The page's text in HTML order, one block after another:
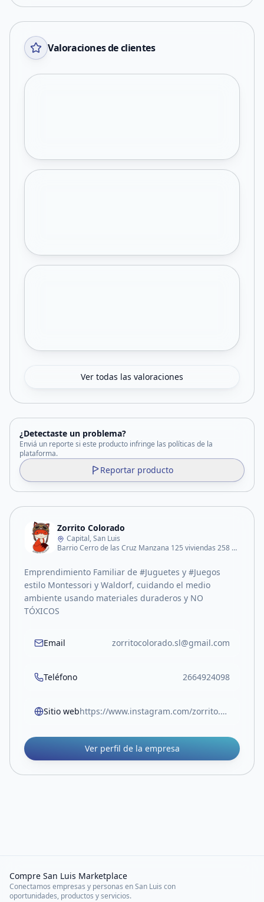
Valoraciones de clientes
Ver todas las valoraciones
¿Detectaste un problema?
Enviá un reporte si este producto infringe las políticas de la
plataforma.
Reportar producto
Zorrito Colorado
Capital, San Luis
Barrio Cerro de las Cruz Manzana 125 viviendas 258 Casa 15
Emprendimiento Familiar de #Juguetes y #Juegos
estilo Montessori y Waldorf, cuidando el medio
ambiente usando materiales duraderos y NO
TÓXICOS
Email zorritocolorado.sl@gmail.com
Teléfono 2664924098
Sitio web https://www.instagram.com/zorrito.colorado.sl/
Ver perfil de la empresa
Compre San Luis Marketplace
Conectamos empresas y personas en San Luis con
oportunidades, productos y servicios.